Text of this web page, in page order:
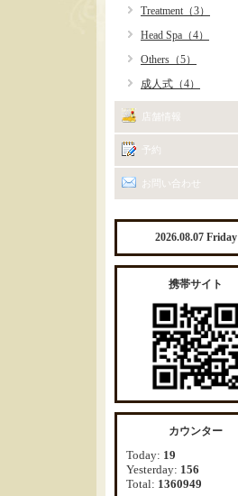
Treatment（3）
Head Spa（4）
Others（5）
成人式（4）
店舗情報
予約
お問い合わせ
2026.08.07 Friday
携帯サイト
カウンター
Today: 19
Yesterday: 156
Total: 1360949